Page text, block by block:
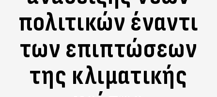
πολιτικών έναντι
των επιπτώσεων
της κλιματικής